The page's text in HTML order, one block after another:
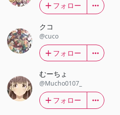
フォロー
クコ
@cuco
フォロー
むーちょ
@Mucho0107_
フォロー